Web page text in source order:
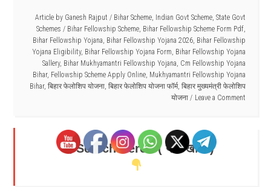
Article by Ganesh Rajput / Bihar Scheme, Indian Govt Scheme, State Govt
Schemes / Bihar Fellowship Scheme, Bihar Fellowship Scheme Form Pdf,
Bihar Fellowship Yojana, Bihar Fellowship Yojana 2026, Bihar Fellowship
Yojana Eligibility, Bihar Fellowship Yojana Form, Bihar Fellowship Yojana
Sallery, Bihar Mukhyamantri Fellowship Yojana, Cm Fellowship Yojana
Bihar, Fellowship Scheme Apply Online, Mukhyamantri Fellowship Yojana
Bihar, बिहार फेलोशिप योजना, बिहार फेलोशिप योजना फॉर्म, बिहार मुख्यमंत्री फेलोशिप
योजना
Leave a Comment
Search Here - ( यहाँ खोजें )